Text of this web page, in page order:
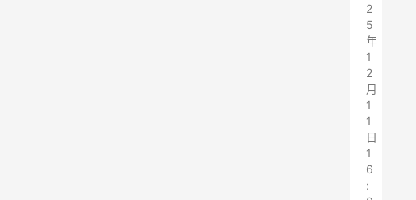
2
5
年
1
2
月
1
1
日
1
6
: